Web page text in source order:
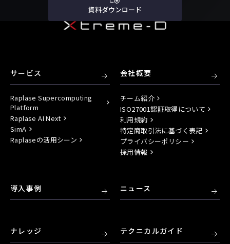
資料ダウンロード
サービス
Raplase Supercomputing
Platform
Raplase AI Next
SimA
Raplaseの活用シーン
会社概要
チーム紹介
ISO27001認証取得について
利用規約
特定商取引法に基づく表記
プライバシーポリシー
採用情報
導入事例 ニュース
ナレッジ テクニカルガイド